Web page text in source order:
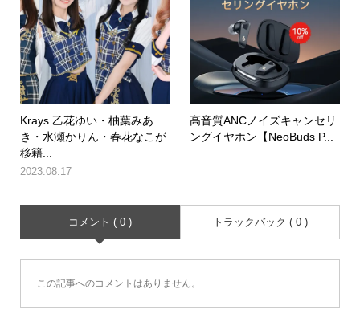
Krays 乙花ゆい・柚葉みあ
き・水瀬かりん・春花なこが
移籍...
2023.08.17
高音質ANCノイズキャンセリ
ングイヤホン【NeoBuds P...
コメント ( 0 ) トラックバック ( 0 )
この記事へのコメントはありません。